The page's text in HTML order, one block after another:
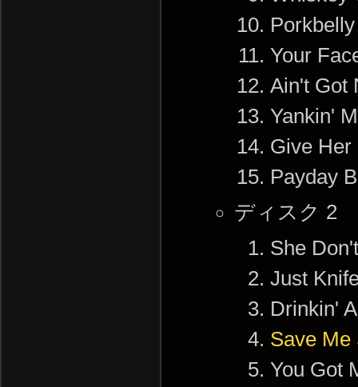
Your
Ain't Got
Yankin'
Give Her
Payday
ディスク 2
She
Just
Drinkin'
Save Me
You Got